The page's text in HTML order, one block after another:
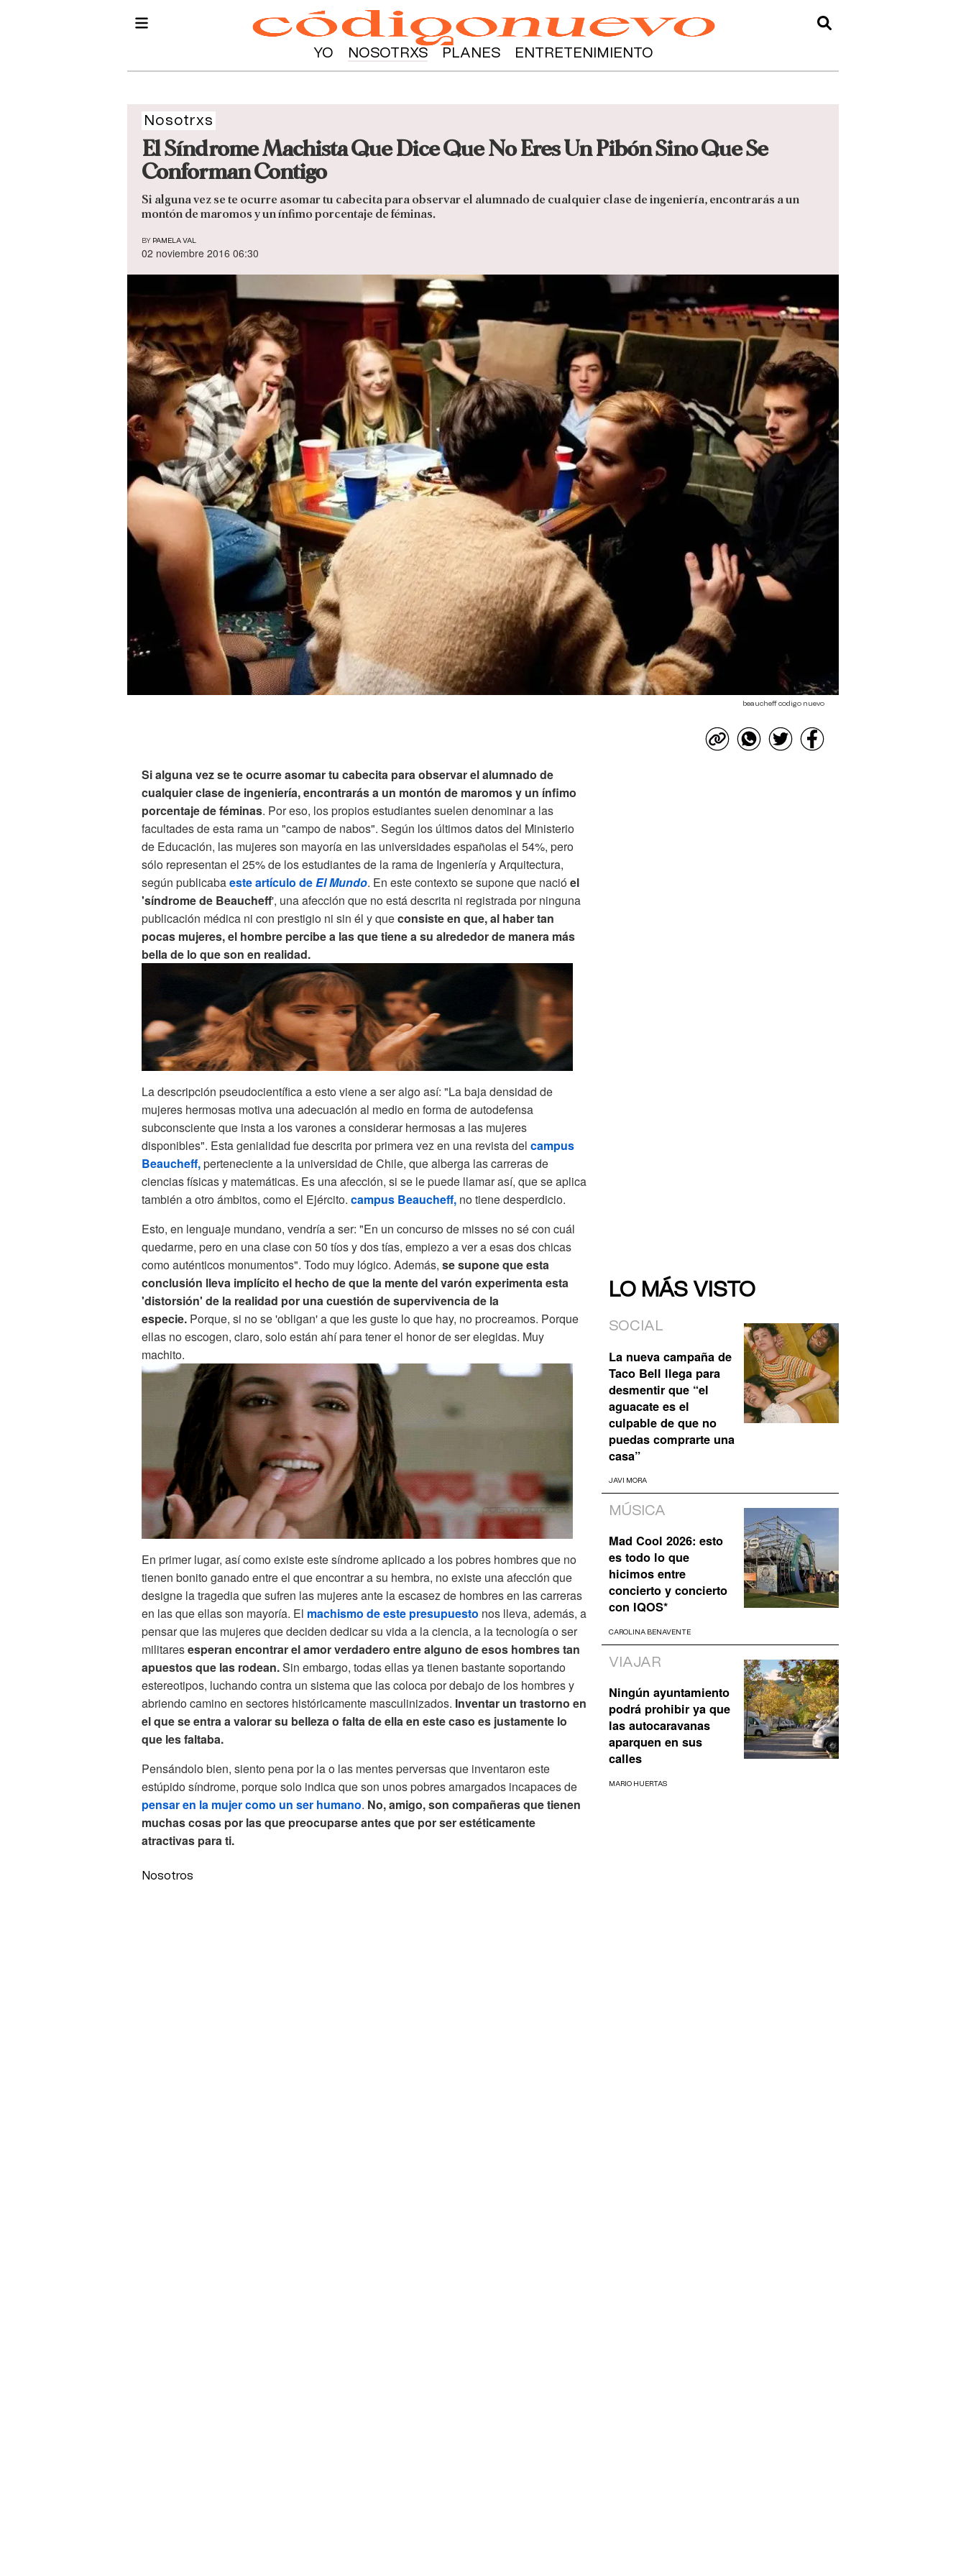
YO NOSOTRXS PLANES ENTRETENIMIENTO
Nosotrxs
El Síndrome Machista Que Dice Que No Eres Un Pibón Sino Que Se
Conforman Contigo
Si alguna vez se te ocurre asomar tu cabecita para observar el alumnado de cualquier clase de ingeniería, encontrarás a un
montón de maromos y un ínfimo porcentaje de féminas.
BY PAMELA VAL
02 noviembre 2016 06:30
beaucheff codigo nuevo
Si alguna vez se te ocurre asomar tu cabecita para observar el alumnado de
cualquier clase de ingeniería, encontrarás a un montón de maromos y un ínfimo
porcentaje de féminas. Por eso, los propios estudiantes suelen denominar a las
facultades de esta rama un "campo de nabos". Según los últimos datos del Ministerio
de Educación, las mujeres son mayoría en las universidades españolas el 54%, pero
sólo representan el 25% de los estudiantes de la rama de Ingeniería y Arquitectura,
según publicabaeste artículo deEl Mundo. En este contexto se supone que nacióel
'síndrome de Beaucheff', una afección que no está descrita ni registrada por ninguna
publicación médica ni con prestigio ni sin él y queconsiste en que, al haber tan
pocas mujeres, el hombre percibe a las que tiene a su alrededor de manera más
bella de lo que son en realidad.
La descripción pseudocientífica a esto viene a ser algo así: "La baja densidad de
mujeres hermosas motiva una adecuación al medio en forma de autodefensa
subconsciente que insta a los varones a considerar hermosas a las mujeres
disponibles". Esta genialidad fue descrita por primera vez en una revista del campus
Beaucheff,perteneciente a la universidad de Chile, que alberga las carreras de
ciencias físicas y matemáticas. Es una afección, si se le puede llamar así, que se aplica
también a otro ámbitos, como el Ejército. campus Beaucheff, no tiene desperdicio.
Esto, en lenguaje mundano, vendría a ser: "En un concurso de misses no sé con cuál
quedarme, pero en una clase con 50 tíos y dos tías, empiezo a ver a esas dos chicas
como auténticos monumentos". Todo muy lógico. Además, se supone que esta
conclusión lleva implícito el hecho de que la mente del varón experimenta esta
'distorsión' de la realidad por una cuestión de supervivencia de la
especie. Porque, si no se 'obligan' a que les guste lo que hay, no procreamos. Porque
ellas no escogen, claro, solo están ahí para tener el honor de ser elegidas. Muy
machito.
En primer lugar, así como existe este síndrome aplicado a los pobres hombres que no
tienen bonito ganado entre el que encontrar a su hembra, no existe una afección que
designe la tragedia que sufren las mujeres ante la escasez de hombres en las carreras
en las que ellas son mayoría. El machismo de este presupuesto nos lleva, además, a
pensar que las mujeres que deciden dedicar su vida a la ciencia, a la tecnología o ser
militaresesperan encontrar el amor verdadero entre alguno de esos hombres tan
apuestosque las rodean.Sin embargo, todas ellas ya tienen bastante soportando
estereotipos, luchando contra un sistema que las coloca por debajo de los hombres y
abriendo camino en sectores históricamente masculinizados. Inventar un trastorno en
el que se entra a valorar su belleza o falta de ella en este caso es justamente lo
que les faltaba.
Pensándolo bien, siento pena por la o las mentes perversas que inventaron este
estúpido síndrome, porque solo indica que son unos pobres amargados incapaces de
pensar en la mujer como un ser humano. No, amigo, son compañeras que tienen
muchas cosas por las que preocuparse antes que por ser estéticamente
atractivas para ti.
Nosotros
LO MÁS VISTO
SOCIAL
La nueva campaña de
Taco Bell llega para
desmentir que “el
aguacate es el
culpable de que no
puedas comprarte una
casa”
JAVI MORA
MÚSICA
Mad Cool 2026: esto
es todo lo que
hicimos entre
concierto y concierto
con IQOS*
CAROLINA BENAVENTE
VIAJAR
Ningún ayuntamiento
podrá prohibir ya que
las autocaravanas
aparquen en sus
calles
MARIO HUERTAS